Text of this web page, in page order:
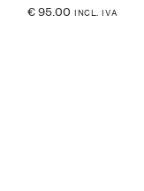
€95.00 INCL. IVA